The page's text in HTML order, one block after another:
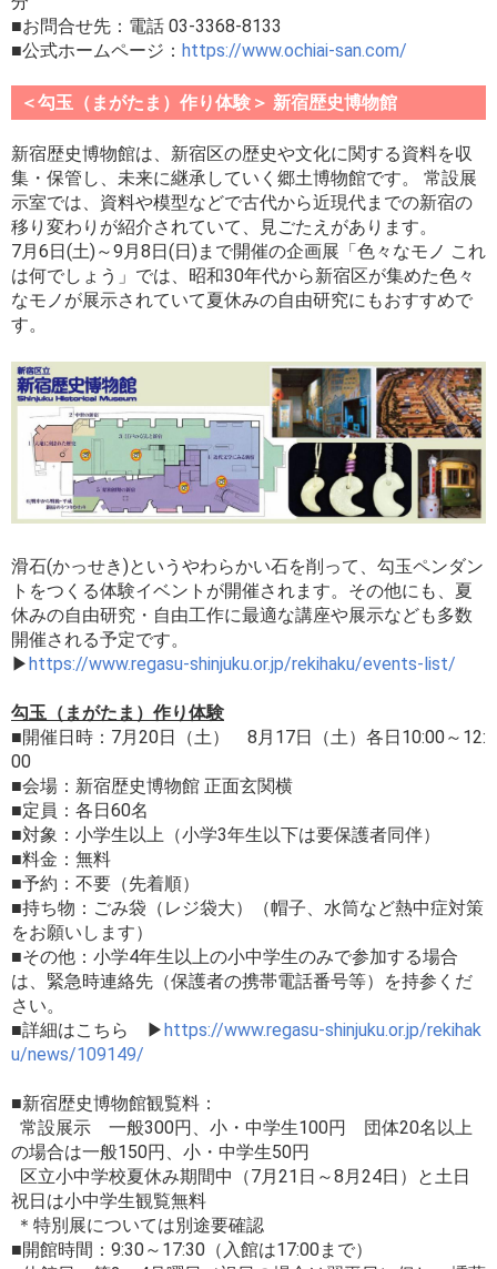
■お問合せ先：電話 03-3368-8133
■公式ホームページ： https://www.ochiai-san.com/
＜勾玉（まがたま）作り体験＞ 新宿歴史博物館
新宿歴史博物館は、新宿区の歴史や文化に関する資料を収
集・保管し、未来に継承していく郷土博物館です。 常設展
示室では、資料や模型などで古代から近現代までの新宿の
移り変わりが紹介されていて、見ごたえがあります。
7月6日(土)～9月8日(日)まで開催の企画展「色々なモノ これ
は何でしょう」では、昭和30年代から新宿区が集めた色々
なモノが展示されていて夏休みの自由研究にもおすすめで
す。
滑石(かっせき)というやわらかい石を削って、勾玉ペンダン
トをつくる体験イベントが開催されます。その他にも、夏
休みの自由研究・自由工作に最適な講座や展示なども多数
開催される予定です。
▶https://www.regasu-shinjuku.or.jp/rekihaku/events-list/
勾玉（まがたま）作り体験
■開催日時：7月20日（土） 8月17日（土）各日10:00～12:
00
■会場：新宿歴史博物館 正面玄関横
■定員：各日60名
■対象：小学生以上（小学3年生以下は要保護者同伴）
■料金：無料
■予約：不要（先着順）
■持ち物：ごみ袋（レジ袋大）（帽子、水筒など熱中症対策
をお願いします）
■その他：小学4年生以上の小中学生のみで参加する場合
は、緊急時連絡先（保護者の携帯電話番号等）を持参くだ
さい。
■詳細はこちら ▶https://www.regasu-shinjuku.or.jp/rekihak
u/news/109149/
■新宿歴史博物館観覧料：
常設展示 一般300円、小・中学生100円 団体20名以上
の場合は一般150円、小・中学生50円
区立小中学校夏休み期間中（7月21日～8月24日）と土日
祝日は小中学生観覧無料
＊特別展については別途要確認
■開館時間：9:30～17:30（入館は17:00まで）